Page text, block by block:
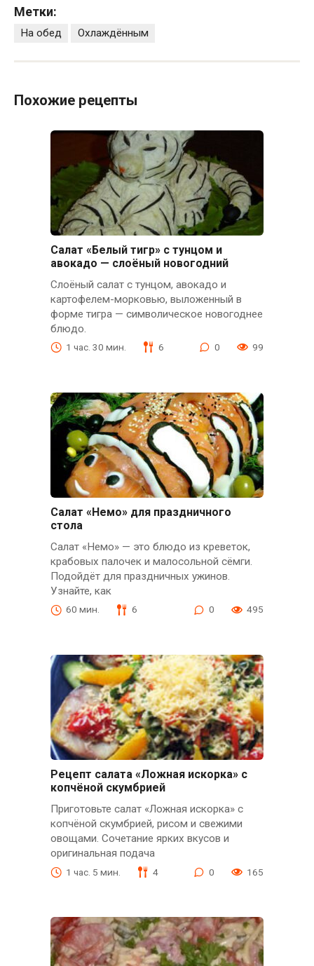
Метки:
На обед Охлаждённым
Похожие рецепты
Салат «Белый тигр» с тунцом и
авокадо — слоёный новогодний
Слоёный салат с тунцом, авокадо и
картофелем-морковью, выложенный в
форме тигра — символическое новогоднее
блюдо.
1 час. 30 мин. 6 0 99
Салат «Немо» для праздничного
стола
Салат «Немо» — это блюдо из креветок,
крабовых палочек и малосольной сёмги.
Подойдёт для праздничных ужинов.
Узнайте, как
60 мин. 6 0 495
Рецепт салата «Ложная искорка» с
копчёной скумбрией
Приготовьте салат «Ложная искорка» с
копчёной скумбрией, рисом и свежими
овощами. Сочетание ярких вкусов и
оригинальная подача
1 час. 5 мин. 4 0 165